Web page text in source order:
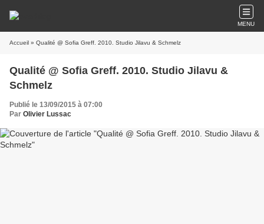
MENU
Accueil » Qualité @ Sofia Greff. 2010. Studio Jilavu & Schmelz
Qualité @ Sofia Greff. 2010. Studio Jilavu &
Schmelz
Publié le 13/09/2015 à 07:00
Par Olivier Lussac